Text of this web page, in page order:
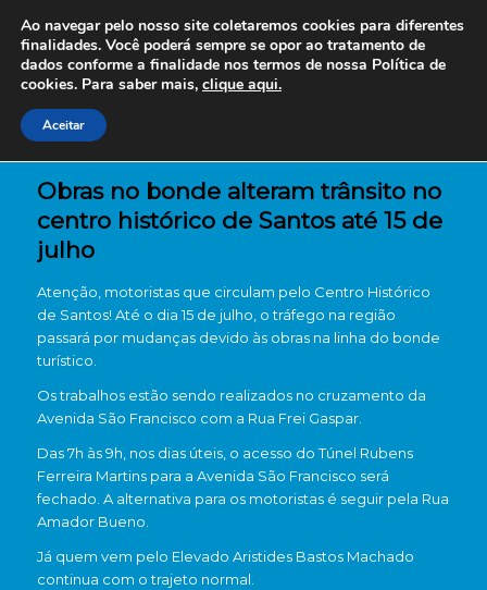
Obras no bonde alteram trânsito no
centro histórico de Santos até 15 de
julho
Atenção, motoristas que circulam pelo Centro Histórico
de Santos! Até o dia 15 de julho, o tráfego na região
passará por mudanças devido às obras na linha do bonde
turístico.
Os trabalhos estão sendo realizados no cruzamento da
Avenida São Francisco com a Rua Frei Gaspar.
Das 7h às 9h, nos dias úteis, o acesso do Túnel Rubens
Ferreira Martins para a Avenida São Francisco será
fechado. A alternativa para os motoristas é seguir pela Rua
Amador Bueno.
Já quem vem pelo Elevado Aristides Bastos Machado
continua com o trajeto normal.
Ao navegar pelo nosso site coletaremos cookies para diferentes
finalidades. Você poderá sempre se opor ao tratamento de
dados conforme a finalidade nos termos de nossa Política de
cookies. Para saber mais, clique aqui.
Aceitar